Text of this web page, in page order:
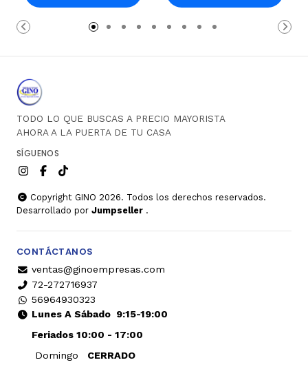
Carro Carro
TODO LO QUE BUSCAS A PRECIO MAYORISTA
AHORA A LA PUERTA DE TU CASA
SÍGUENOS
Copyright GINO 2026. Todos los derechos reservados.
Desarrollado por Jumpseller .
CONTÁCTANOS
ventas@ginoempresas.com
72-272716937
56964930323
Lunes A Sábado9:15-19:00
Feriados 10:00 - 17:00
Domingo
CERRADO